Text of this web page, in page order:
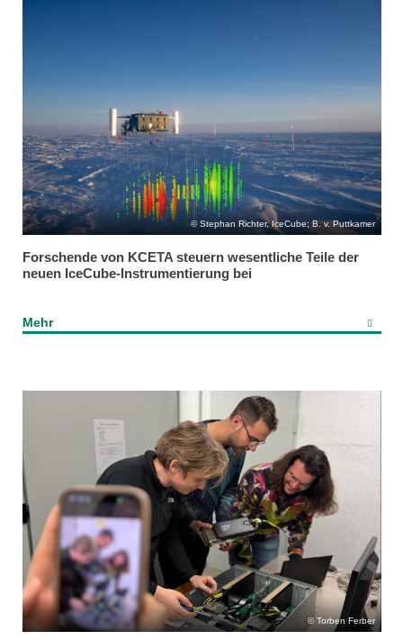
Stephan Richter, IceCube; B. v. Puttkamer
Forschende von KCETA steuern wesentliche Teile der
neuen IceCube-Instrumentierung bei
Mehr
Torben Ferber